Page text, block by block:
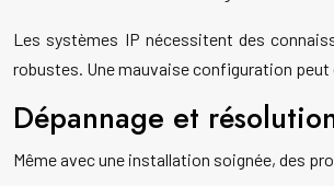
Les systèmes IP nécessitent des
robustes. Une mauvaise configuration
Dépannage et
Même avec une installation soignée, des